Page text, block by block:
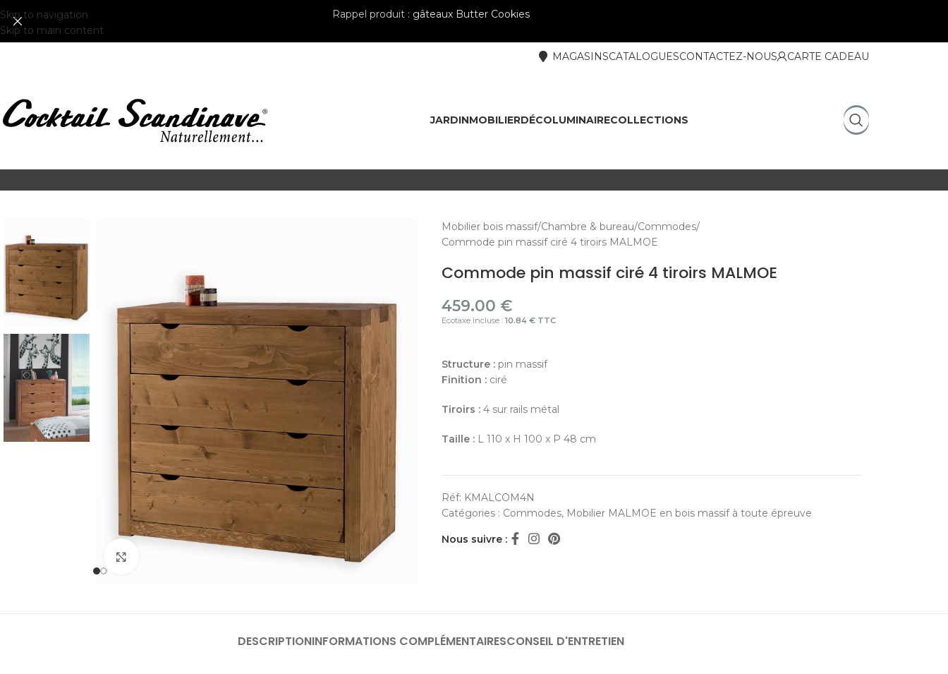
Skip to navigation
Skip to main content
Rappel produit : gâteaux Butter Cookies
MAGASINSCATALOGUESCONTACTEZ-NOUS CARTE CADEAU
JARDINMOBILIERDÉCOLUMINAIRECOLLECTIONS
Mobilier bois massif Chambre & bureau Commodes
Commode pin massif ciré 4 tiroirs MALMOE
Commode pin massif ciré 4 tiroirs MALMOE
459.00 €
Ecotaxe incluse :10.84 € TTC
Structure :pin massif
Finition :ciré
Tiroirs :4 sur rails métal
Taille :L 110 x H 100 x P 48 cm
Réf: KMALCOM4N
Catégories : Commodes, Mobilier MALMOE en bois massif à toute épreuve
Nous suivre :
DESCRIPTIONINFORMATIONS COMPLÉMENTAIRESCONSEIL D'ENTRETIEN